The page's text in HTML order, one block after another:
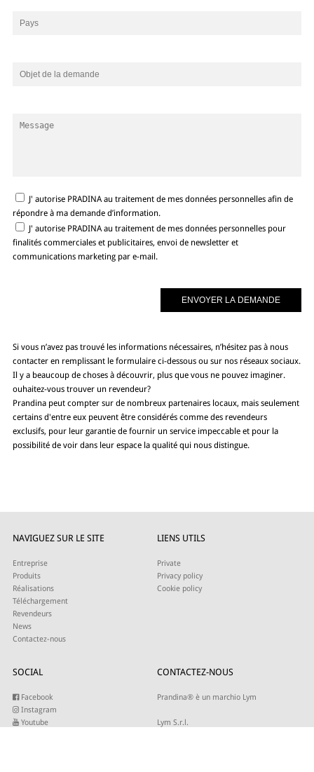
J' autorise PRADINA au traitement de mes données personnelles afin de
répondre à ma demande d’information.
J' autorise PRADINA au traitement de mes données personnelles pour
finalités commerciales et publicitaires, envoi de newsletter et
communications marketing par e-mail.
Si vous n’avez pas trouvé les informations nécessaires, n’hésitez pas à nous
contacter en remplissant le formulaire ci-dessous ou sur nos réseaux sociaux.
Il y a beaucoup de choses à découvrir, plus que vous ne pouvez imaginer.
ouhaitez-vous trouver un revendeur?
Prandina peut compter sur de nombreux partenaires locaux, mais seulement
certains d'entre eux peuvent être considérés comme des revendeurs
exclusifs, pour leur garantie de fournir un service impeccable et pour la
possibilité de voir dans leur espace la qualité qui nous distingue.
NAVIGUEZ SUR LE SITE
Entreprise
Produits
Réalisations
Téléchargement
Revendeurs
News
Contactez-nous
LIENS UTILS
Private
Privacy policy
Cookie policy
SOCIAL
Facebook
Instagram
Youtube
CONTACTEZ-NOUS
Prandina® è un marchio Lym
Lym S.r.l.